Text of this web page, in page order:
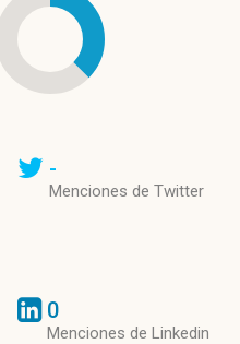
-
Menciones de Twitter
0
Menciones de Linkedin